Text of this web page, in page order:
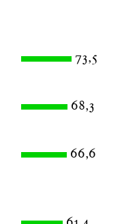
73,5
68,3
66,6